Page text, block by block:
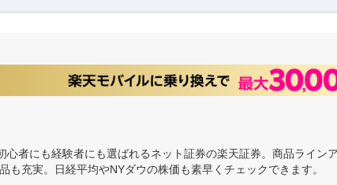
者にも経験者にも選ばれるネット証券の楽天証券。商品ライ
充実。日経平均やNYダウの株価も素早くチェックできます。